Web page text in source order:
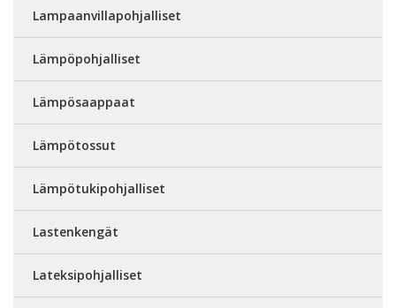
Lampaanvillapohjalliset
Lämpöpohjalliset
Lämpösaappaat
Lämpötossut
Lämpötukipohjalliset
Lastenkengät
Lateksipohjalliset